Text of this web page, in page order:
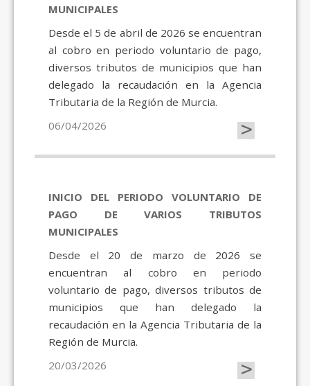
MUNICIPALES
Desde el 5 de abril de 2026 se encuentran
al cobro en periodo voluntario de pago,
diversos tributos de municipios que han
delegado la recaudación en la Agencia
Tributaria de la Región de Murcia.
06/04/2026
>
INICIO DEL PERIODO VOLUNTARIO DE
PAGO DE VARIOS TRIBUTOS
MUNICIPALES
Desde el 20 de marzo de 2026 se
encuentran al cobro en periodo
voluntario de pago, diversos tributos de
municipios que han delegado la
recaudación en la Agencia Tributaria de la
Región de Murcia.
20/03/2026
>